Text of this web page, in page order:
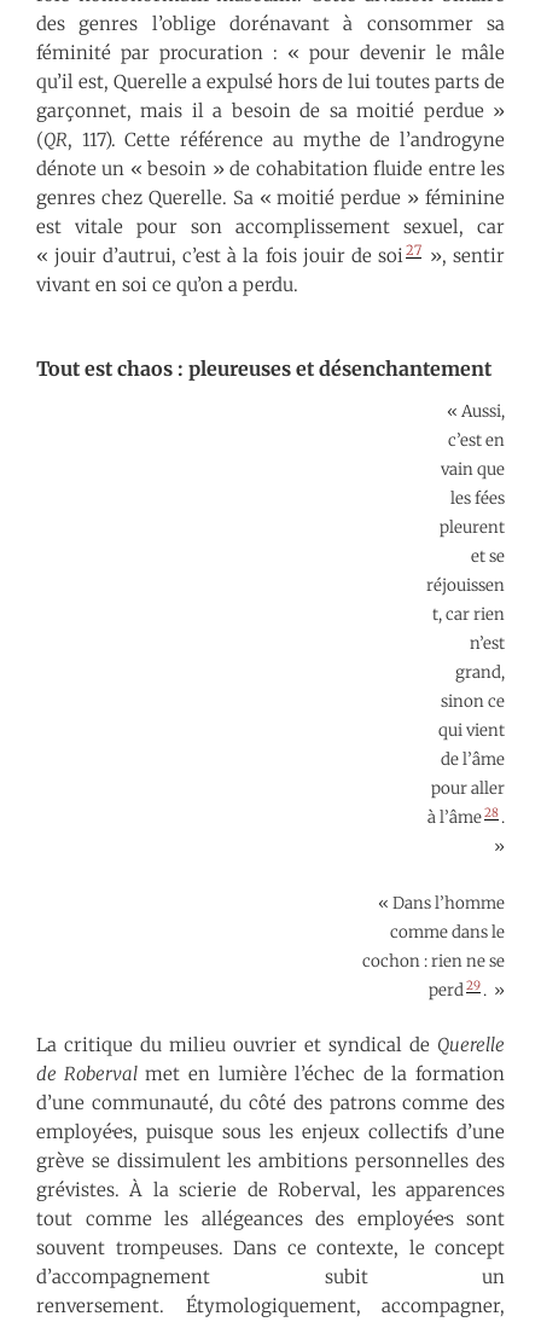
des genres l’oblige dorénavant à consommer sa
féminité par procuration : « pour devenir le mâle
qu’il est, Querelle a expulsé hors de lui toutes parts de
garçonnet, mais il a besoin de sa moitié perdue »
(QR, 117). Cette référence au mythe de l’androgyne
dénote un « besoin » de cohabitation fluide entre les
genres chez Querelle. Sa « moitié perdue » féminine
est vitale pour son accomplissement sexuel, car
« jouir d’autrui, c’est à la fois jouir de soi 27 », sentir
vivant en soi ce qu’on a perdu.
Tout est chaos : pleureuses et désenchantement
« Aussi,
c’est en
vain que
les fées
pleurent
et se
réjouissen
t, car rien
n’est
grand,
sinon ce
qui vient
de l’âme
pour aller
à l’âme28 .
»
« Dans l’homme
comme dans le
cochon : rien ne se
perd29 . »
La critique du milieu ouvrier et syndical de Querelle
de Robervalmet en lumière l’échec de la formation
d’une communauté, du côté des patrons comme des
employé·e·s, puisque sous les enjeux collectifs d’une
grève se dissimulent les ambitions personnelles des
grévistes. À la scierie de Roberval, les apparences
tout comme les allégeances des employé·e·s sont
souvent trompeuses. Dans ce contexte, le concept
d’accompagnement subit un
renversement. Étymologiquement, accompagner,